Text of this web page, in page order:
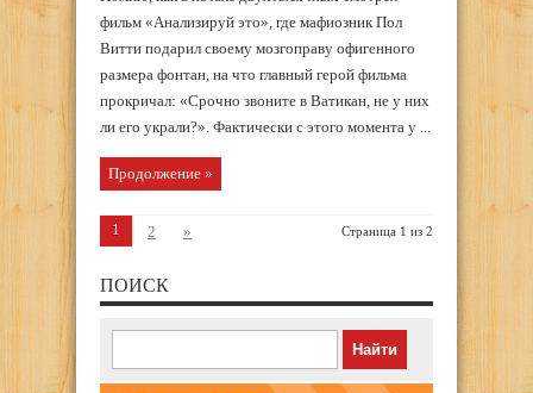
фильм «Анализируй это», где мафиозник Пол
Витти подарил своему мозгоправу офигенного
размера фонтан, на что главный герой фильма
прокричал: «Срочно звоните в Ватикан, не у них
ли его украли?». Фактически с этого момента у ...
Продолжение »
Страница 1 из 2
1 2 »
ПОИСК